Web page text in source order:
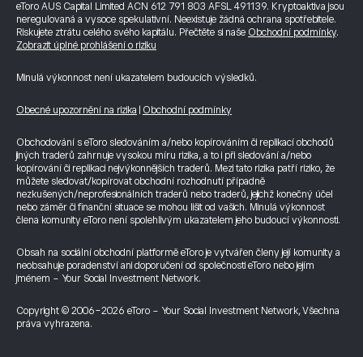
eToro AUS Capital Limited ACN 612 791 803 AFSL 491139. Kryptoaktiva jsou
neregulovaná a vysoce spekulativní. Neexistuje žádná ochrana spotřebitele.
Riskujete ztrátu celého svého kapitálu. Přečtěte si naše Obchodní podmínky.
Zobrazit úplné prohlášení o riziku
Minulá výkonnost není ukazatelem budoucích výsledků.
Obecné upozornění na rizika Obchodní podmínky
Obchodování s eToro sledováním a/nebo kopírováním či replikací obchodů
jiných traderů zahrnuje vysokou míru rizika, a to i při sledování a/nebo
kopírování či replikaci nejvýkonnějších traderů. Mezi tato rizika patří riziko, že
můžete sledovat/kopírovat obchodní rozhodnutí případně
nezkušených/neprofesionálních traderů nebo traderů, jejichž konečný účel
nebo záměr či finanční situace se mohou lišit od vašich. Minulá výkonnost
člena komunity eToro není spolehlivým ukazatelem jeho budoucí výkonnosti.
Obsah na sociální obchodní platformě eToro je vytvářen členy její komunity a
neobsahuje poradenství ani doporučení od společnosti eToro nebo jejím
jménem - Your Social Investment Network.
Copyright © 2006-2026 eToro - Your Social Investment Network, Všechna
práva vyhrazena.